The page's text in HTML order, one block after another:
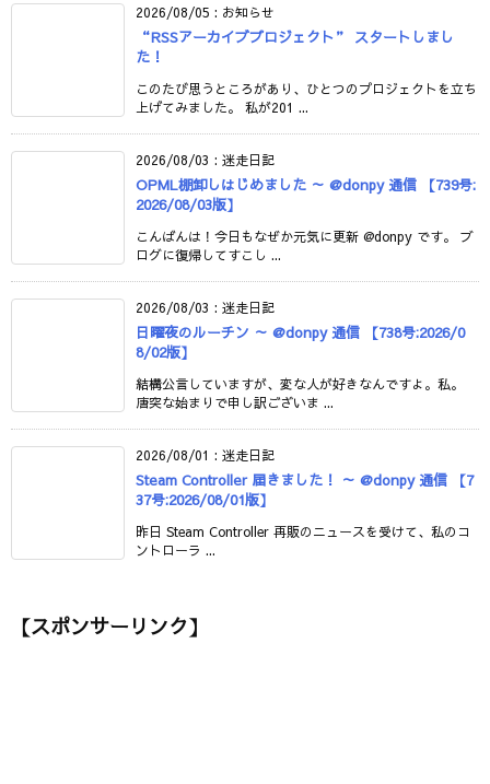
2026/08/05 : お知らせ
“RSSアーカイブプロジェクト” スタートしまし
た！
このたび思うところがあり、ひとつのプロジェクトを立ち
上げてみました。 私が201 ...
2026/08/03 : 迷走日記
OPML棚卸しはじめました ～ @donpy 通信 【739号:
2026/08/03版】
こんばんは！今日もなぜか元気に更新 @donpy です。 ブ
ログに復帰してすこし ...
2026/08/03 : 迷走日記
日曜夜のルーチン ～ @donpy 通信 【738号:2026/0
8/02版】
結構公言していますが、変な人が好きなんですよ。私。
唐突な始まりで申し訳ございま ...
2026/08/01 : 迷走日記
Steam Controller 届きました！ ～ @donpy 通信 【7
37号:2026/08/01版】
昨日 Steam Controller 再販のニュースを受けて、私のコ
ントローラ ...
【スポンサーリンク】